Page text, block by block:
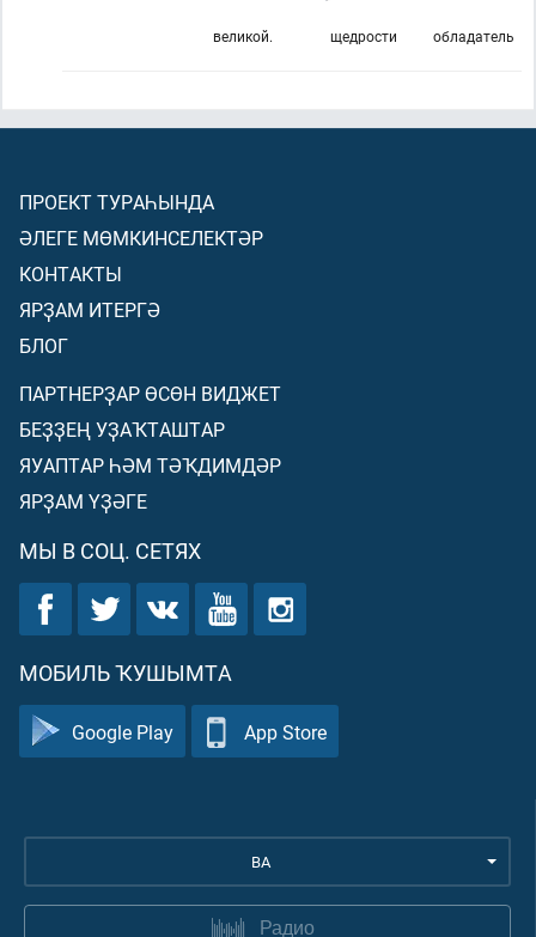
обладатель
щедрости
великой.
ПРОЕКТ ТУРАҺЫНДА
ӘЛЕГЕ МӨМКИНСЕЛЕКТӘР
КОНТАКТЫ
ЯРҘАМ ИТЕРГӘ
БЛОГ
ПАРТНЕРҘАР ӨСӨН ВИДЖЕТ
БЕҘҘЕҢ УҘАҠТАШТАР
ЯУАПТАР ҺӘМ ТӘҠДИМДӘР
ЯРҘАМ ҮҘӘГЕ
МЫ В СОЦ. СЕТЯХ
МОБИЛЬ ҠУШЫМТА
Google Play App Store
BA
Радио